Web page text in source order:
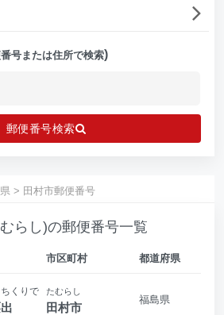
号または住所で検索)
郵便番号検索
> 田村市郵便番号
らし)の郵便番号一覧
市区町村 都道府県
くりで たむらし
田村市
福島県